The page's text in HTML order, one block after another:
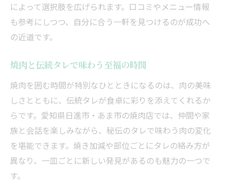
によって選択肢を広げられます。口コミやメニュー情報
も参考にしつつ、自分に合う一軒を見つけるのが成功へ
の近道です。
焼肉と伝統タレで味わう至福の時間
焼肉を囲む時間が特別なひとときになるのは、肉の美味
しさとともに、伝統タレが食卓に彩りを添えてくれるか
らです。愛知県日進市・あま市の焼肉店では、仲間や家
族と会話を楽しみながら、秘伝のタレで味わう肉の変化
を堪能できます。焼き加減や部位ごとにタレの絡み方が
異なり、一皿ごとに新しい発見があるのも魅力の一つで
す。